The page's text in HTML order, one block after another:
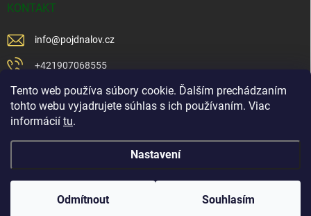
Tento web používa súbory cookie. Ďalším prechádzaním
tohto webu vyjadrujete súhlas s ich používaním. Viac
informácií tu.
Nastavení
Odmítnout Souhlasím
KONTAKT
info@pojdnalov.cz
+421907068555
+421902479599
https://www.facebook.com/www.podnalov.sk
podnalov
Copyright 2026 . Všechna práva vyhrazena.